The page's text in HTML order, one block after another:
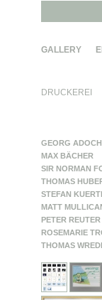
GALLERY
DRUCKEREI
GEORG
MAX BÄCHER
SIR NORMAN
THOMAS
STEFAN
MATT
PETER REUTER
ROSEMARIE
THOMAS